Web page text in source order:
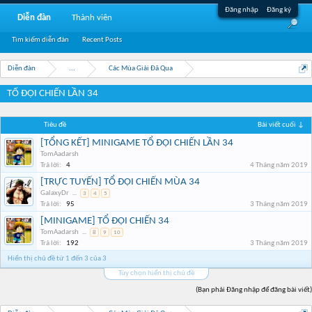
Đăng nhập Đăng ký
Diễn đàn ... Các Mùa Giải Đã Qua
TỔ ĐỘI CHIẾN LẦN 34
Tiêu đề Bài viết cuối ↓
[TỔNG KẾT] MINIGAME TỔ ĐỘI CHIẾN LẦN 34
TomAadarsh
Trả lời:
4 4 Tháng năm 2019
[TRỰC TUYẾN] TỔ ĐỘI CHIẾN MÙA 34
GalaxyDr ... 3 4 5
Trả lời: 95 3 Tháng năm 2019
[MINIGAME] TỔ ĐỘI CHIẾN 34
TomAadarsh ... 8 9 10
Trả lời: 192
3 Tháng năm 2019
Hiển thị chủ đề từ 1 đến 3 của 3
Tùy chọn hiển thị chủ đề
(Bạn phải Đăng nhập để đăng bài viết)
Diễn đàn
Tìm kiếm diễn đàn Recent Posts
Thành viên